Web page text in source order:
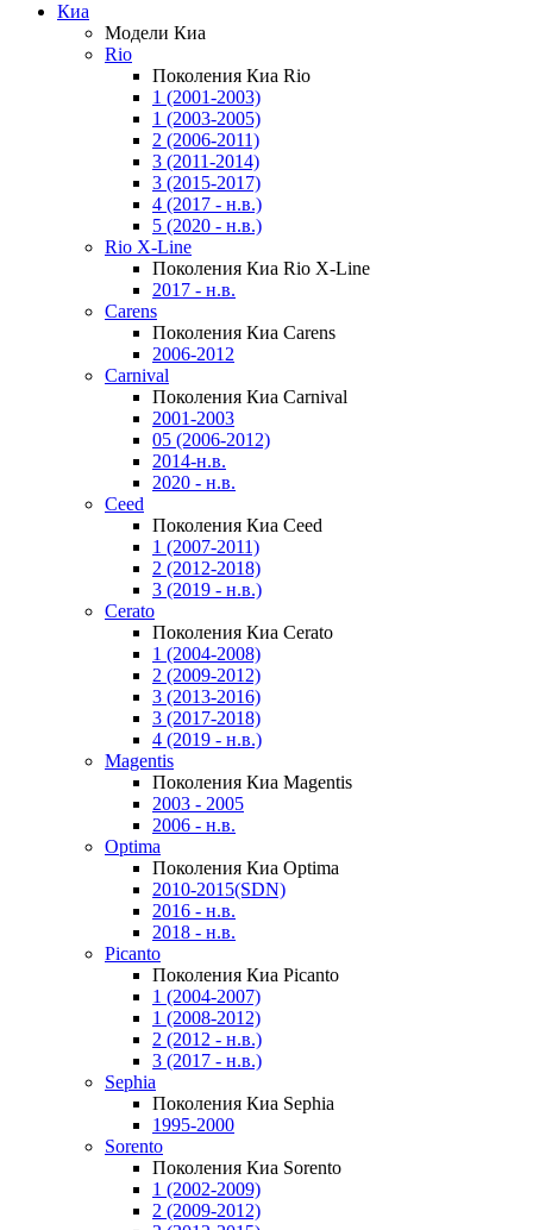
Киа
Модели Киа
Rio
Поколения Киа Rio
1 (2001-2003)
1 (2003-2005)
2 (2006-2011)
3 (2011-2014)
3 (2015-2017)
4 (2017 - н.в.)
5 (2020 - н.в.)
Rio X-Line
Поколения Киа Rio X-Line
2017 - н.в.
Carens
Поколения Киа Carens
2006-2012
Carnival
Поколения Киа Carnival
2001-2003
05 (2006-2012)
2014-н.в.
2020 - н.в.
Ceed
Поколения Киа Ceed
1 (2007-2011)
2 (2012-2018)
3 (2019 - н.в.)
Cerato
Поколения Киа Cerato
1 (2004-2008)
2 (2009-2012)
3 (2013-2016)
3 (2017-2018)
4 (2019 - н.в.)
Magentis
Поколения Киа Magentis
2003 - 2005
2006 - н.в.
Optima
Поколения Киа Optima
2010-2015(SDN)
2016 - н.в.
2018 - н.в.
Picanto
Поколения Киа Picanto
1 (2004-2007)
1 (2008-2012)
2 (2012 - н.в.)
3 (2017 - н.в.)
Sephia
Поколения Киа Sephia
1995-2000
Sorento
Поколения Киа Sorento
1 (2002-2009)
2 (2009-2012)